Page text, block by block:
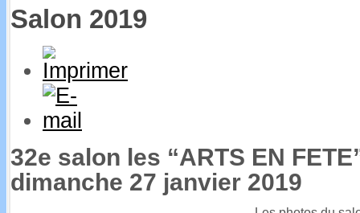
Salon 2019
32e salon les “ARTS EN
dimanche 27 janvier 2019